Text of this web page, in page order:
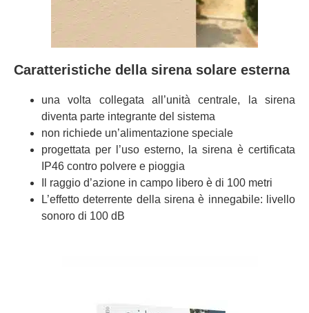
Caratteristiche della sirena solare esterna
una volta collegata all’unità centrale, la sirena
diventa parte integrante del sistema
non richiede un’alimentazione speciale
progettata per l’uso esterno, la sirena è certificata
IP46 contro polvere e pioggia
Il raggio d’azione in campo libero è di 100 metri
L’effetto deterrente della sirena è innegabile: livello
sonoro di 100 dB